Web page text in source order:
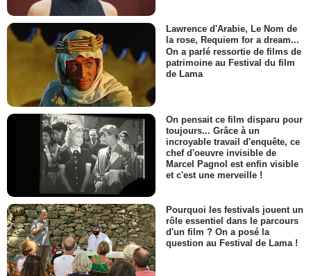
Lawrence d'Arabie, Le Nom de
la rose, Requiem for a dream...
On a parlé ressortie de films de
patrimoine au Festival du film
de Lama
On pensait ce film disparu pour
toujours... Grâce à un
incroyable travail d'enquête, ce
chef d'oeuvre invisible de
Marcel Pagnol est enfin visible
et c'est une merveille !
Pourquoi les festivals jouent un
rôle essentiel dans le parcours
d'un film ? On a posé la
question au Festival de Lama !